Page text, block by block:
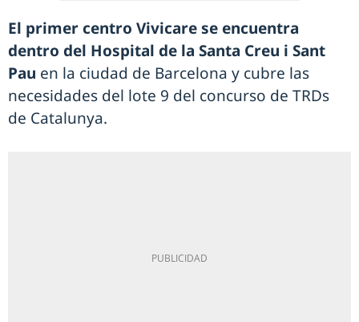
El primer centro Vivicare se encuentra
dentro del Hospital de la Santa Creu i Sant
Pau en la ciudad de Barcelona y cubre las
necesidades del lote 9 del concurso de TRDs
de Catalunya.